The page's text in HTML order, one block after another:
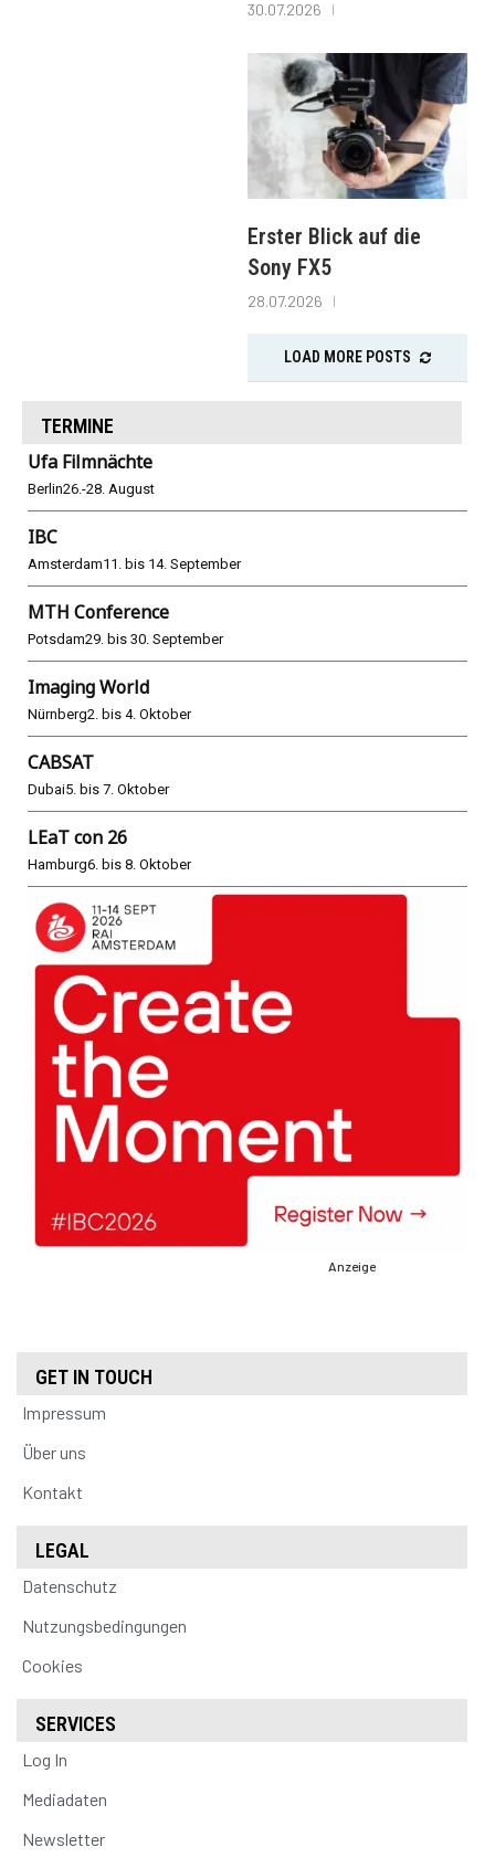
30.07.2026
Erster Blick auf die
Sony FX5
28.07.2026
LOAD MORE POSTS
TERMINE
Ufa Filmnächte
Berlin26.-28. August
IBC
Amsterdam11. bis 14. September
MTH Conference
Potsdam29. bis 30. September
Imaging World
Nürnberg2. bis 4. Oktober
CABSAT
Dubai5. bis 7. Oktober
LEaT con 26
Hamburg6. bis 8. Oktober
Anzeige
GET IN TOUCH
Impressum
Über uns
Kontakt
LEGAL
Datenschutz
Nutzungsbedingungen
Cookies
SERVICES
Log In
Mediadaten
Newsletter